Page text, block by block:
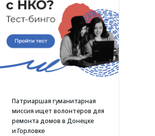
Патриаршая гуманитарная
миссия ищет волонтеров для
ремонта домов в Донецке
и Горловке